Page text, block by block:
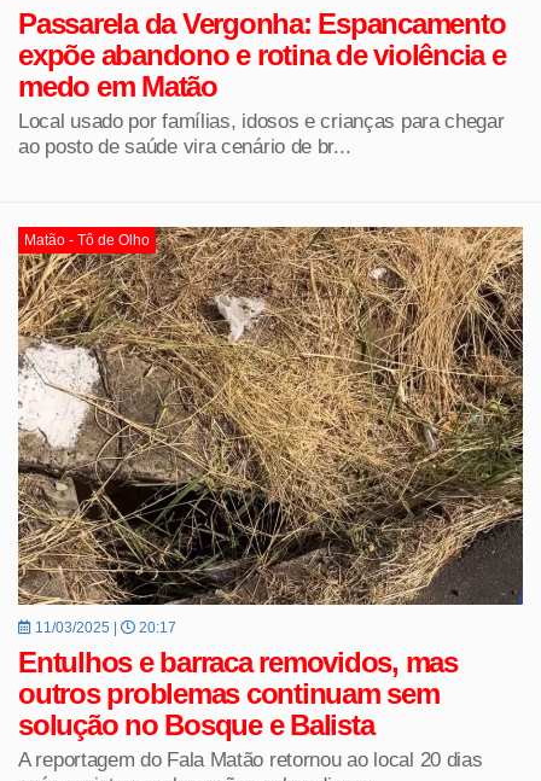
Passarela da Vergonha: Espancamento
expõe abandono e rotina de violência e
medo em Matão
Local usado por famílias, idosos e crianças para chegar
ao posto de saúde vira cenário de br...
Matão - Tô de Olho
11/03/2025 | 20:17
Entulhos e barraca removidos, mas
outros problemas continuam sem
solução no Bosque e Balista
A reportagem do Fala Matão retornou ao local 20 dias